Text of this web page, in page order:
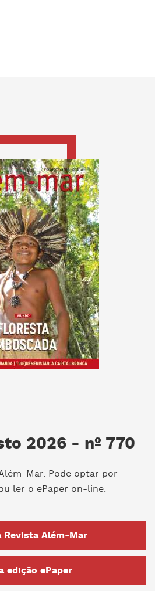
2026 - nº 770
Mar. Pode optar por
ler o ePaper on-line.
Revista Além-Mar
edição ePaper